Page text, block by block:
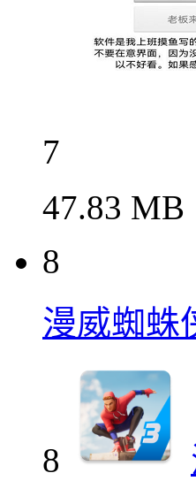
7
47.83 MB
8
漫威蜘蛛
8